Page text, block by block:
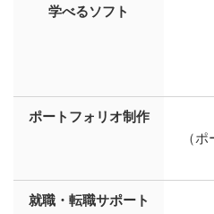
学べるソフト
ポートフォリオ制作
（
就職・転職サポート